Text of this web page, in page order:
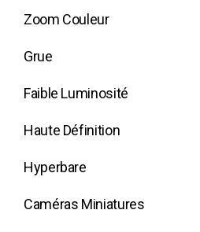
Zoom Couleur
Grue
Faible Luminosité
Haute Définition
Hyperbare
Caméras Miniatures